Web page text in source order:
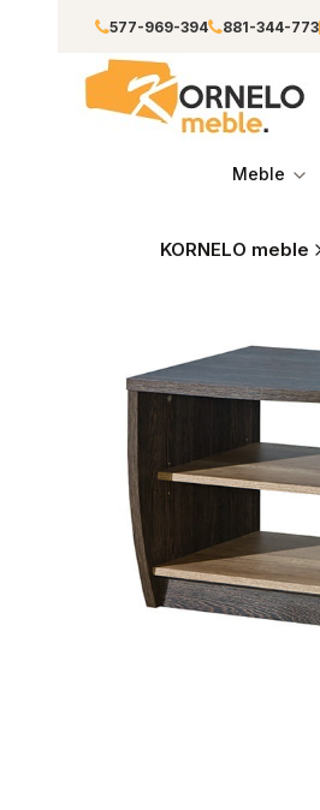
577-969-394 881-344-773
meble
KORNELO meble